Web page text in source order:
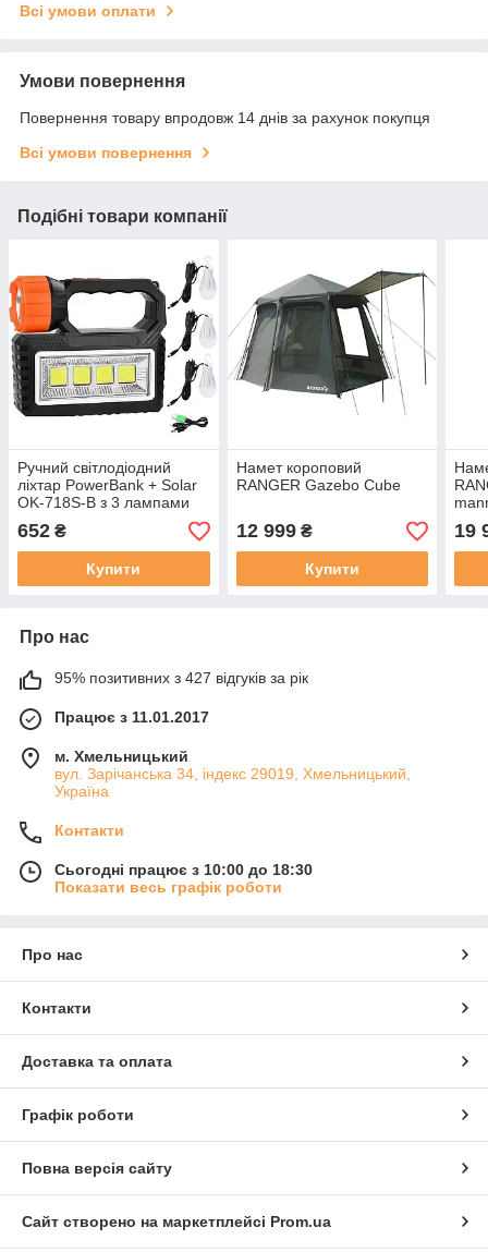
Всі умови оплати
Умови повернення
Повернення товару впродовж 14 днів за рахунок покупця
Всі умови повернення
Подібні товари компанії
Ручний світлодіодний
ліхтар PowerBank + Solar
OK-718S-B з 3 лампами
652 ₴
Купити
Намет короповий
RANGER Gazebo Cube
12 999₴
Купити
19
Про нас
95% позитивних з 427 відгуків за рік
Працює з 11.01.2017
м. Хмельницький
вул. Зарічанська 34, індекс 29019, Хмельницький,
Україна
Контакти
Сьогодні працює з 10:00 до 18:30
Показати весь графік роботи
Про нас
Контакти
Доставка та оплата
Графік роботи
Повна версія сайту
Сайт створено на маркетплейсі Prom.ua